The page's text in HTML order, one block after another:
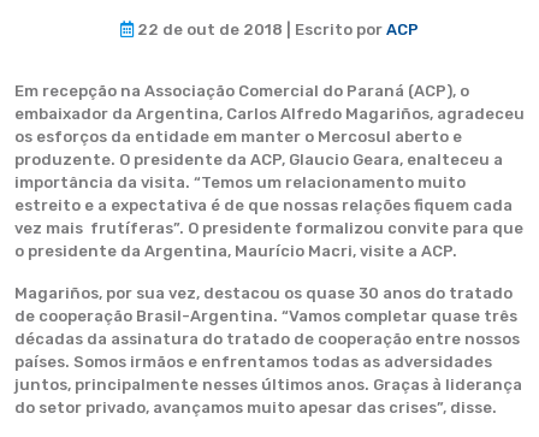
22 de out de 2018 | Escrito por ACP
Em recepção na Associação Comercial do Paraná (ACP), o
embaixador da Argentina, Carlos Alfredo Magariños, agradeceu
os esforços da entidade em manter o Mercosul aberto e
produzente. O presidente da ACP, Glaucio Geara, enalteceu a
importância da visita. “Temos um relacionamento muito
estreito e a expectativa é de que nossas relações fiquem cada
vez mais frutíferas”. O presidente formalizou convite para que
o presidente da Argentina, Maurício Macri, visite a ACP.
Magariños, por sua vez, destacou os quase 30 anos do tratado
de cooperação Brasil-Argentina. “Vamos completar quase três
décadas da assinatura do tratado de cooperação entre nossos
países. Somos irmãos e enfrentamos todas as adversidades
juntos, principalmente nesses últimos anos. Graças à liderança
do setor privado, avançamos muito apesar das crises”, disse.